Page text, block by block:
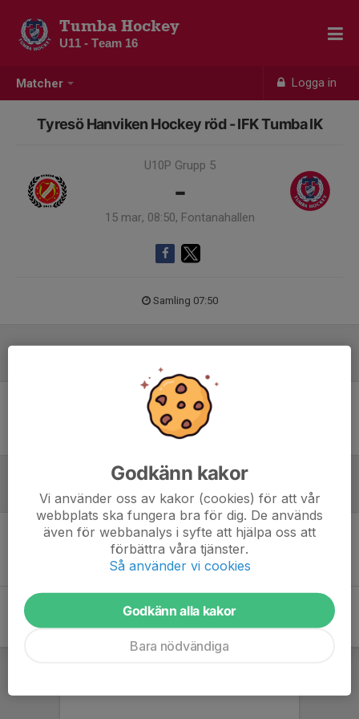
Matcher Logga in
Tumba Hockey
U11 - Team 16
Tyresö Hanviken Hockey röd - IFK Tumba IK
U10P Grupp 5
-
15 mar, 08:50, Fontanahallen
Samling 07:50
Ingen uppställning ifylld
Referat
Inget referat skrivet
Godkänn kakor
Vi använder oss av kakor (cookies) för att vår
webbplats ska fungera bra för dig. De används
även för webbanalys i syfte att hjälpa oss att
förbättra våra tjänster.
Så använder vi cookies
Godkänn alla kakor
Bara nödvändiga